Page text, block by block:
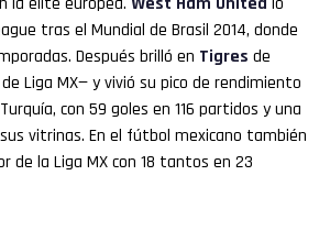
tras el Mundial de Brasil 2014, donde
Después brilló en Tigres de
Liga MX— y vivió su pico de rendimiento
con 59 goles en 116 partidos y una
vitrinas. En el fútbol mexicano también
de la Liga MX con 18 tantos en 23